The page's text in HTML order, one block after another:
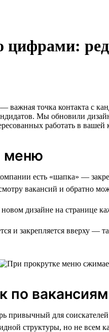
цифрами:
точка контакта с
Мы обновили
работать в вашей
меню
есть «шапка» —
вакансий и обратно
и закрепляется вверху —
по вакансиям
привычный для
структуры, но не всем